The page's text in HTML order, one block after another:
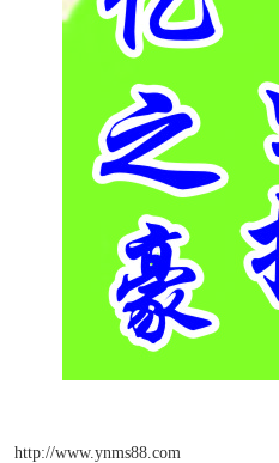
http://www.ynms88.com